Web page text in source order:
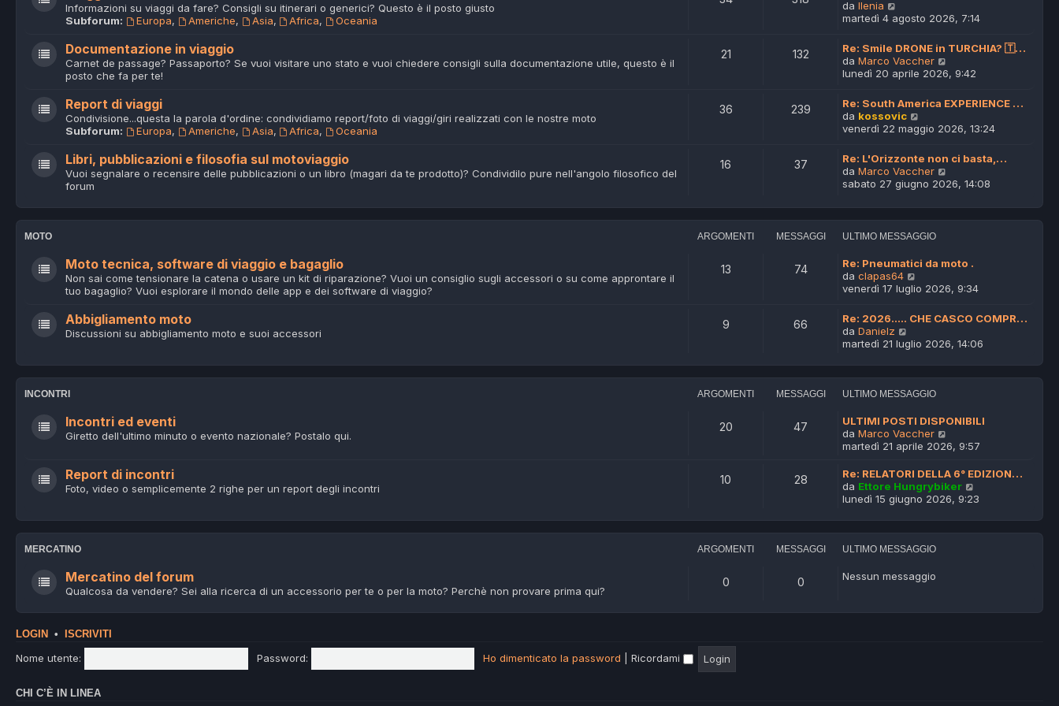
o
s
s
a
g
o
Informazioni su viaggi da fare? Consigli su itinerari o generici? Questo è il posto giusto
Subforum:
Europa, Americhe, Asia, Africa, Oceania
da Ilenia
e
i
u
l
t
m
o
m
s
s
a
g
g
i
o
martedì 4 agosto 2026, 7:14
Documentazione in viaggio
Carnet de passage? Passaporto? Se vuoi visitare uno stato e vuoi chiedere consigli sulla documentazione utile, questo è il
posto che fa per te!
21 132
Re: Smile DRONE in TURCHIA? 🇹…
da Marco Vaccher
e
i
u
l
t
m
m
s
s
g
o
lunedì 20 aprile 2026, 9:42
Report di viaggi
Condivisione...questa la parola d'ordine: condividiamo report/foto di viaggi/giri realizzati con le nostre moto
Subforum:
Europa, Americhe, Asia, Africa, Oceania
36 239
Re: South America EXPERIENCE …
da kossovic
e
u
l
t
m
s
a
g
o
venerdì 22 maggio 2026, 13:24
Libri, pubblicazioni e filosofia sul motoviaggio
Vuoi segnalare o recensire delle pubblicazioni o un libro (magari da te prodotto)? Condividilo pure nell'angolo filosofico del
forum
16 37
Re: L'Orizzonte non ci basta,…
da Marco Vaccher
e
i
u
m
o
m
s
a
sabato 27 giugno 2026, 14:08
MOTO ARGOMENTI MESSAGGI ULTIMO MESSAGGIO
Moto tecnica, software di viaggio e bagaglio
Non sai come tensionare la catena o usare un kit di riparazione? Vuoi un consiglio sugli accessori o su come approntare il
tuo bagaglio? Vuoi esplorare il mondo delle app e dei software di viaggio?
13 74
Re: Pneumatici da moto .
da clapas64
e
i
u
t
i
m
o
m
s
s
a
g
i
o
venerdì 17 luglio 2026, 9:34
Abbigliamento moto
Discussioni su abbigliamento moto e suoi accessori
9 66
Re: 2026..... CHE CASCO COMPR…
da Danielz
e
i
u
l
i
m
o
e
s
s
a
g
g
i
martedì 21 luglio 2026, 14:06
INCONTRI ARGOMENTI MESSAGGI ULTIMO MESSAGGIO
Incontri ed eventi
Giretto dell'ultimo minuto o evento nazionale? Postalo qui.
20 47
ULTIMI POSTI DISPONIBILI
da Marco Vaccher
e
i
u
l
i
m
martedì 21 aprile 2026, 9:57
Report di incontri
Foto, video o semplicemente 2 righe per un report degli incontri
10 28
Re: RELATORI DELLA 6° EDIZION…
da Ettore Hungrybiker
e
i
u
m
lunedì 15 giugno 2026, 9:23
MERCATINO ARGOMENTI MESSAGGI ULTIMO MESSAGGIO
Mercatino del forum
Qualcosa da vendere? Sei alla ricerca di un accessorio per te o per la moto? Perchè non provare prima qui?
0 0 Nessun messaggio
LOGIN • ISCRIVITI
Nome utente: Password: Ho dimenticato la password Ricordami
CHI C’È IN LINEA